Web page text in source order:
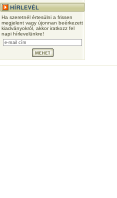
Ha szeretnél értesülni a frissen
megjelent vagy újonnan beérkezett
kiadványokról, akkor iratkozz fel
napi hírlevelünkre!